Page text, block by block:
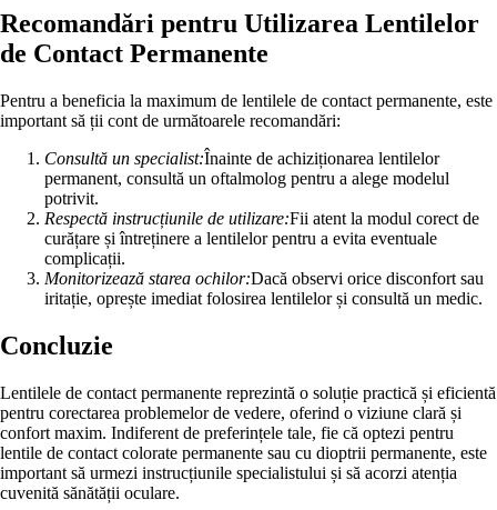
Recomandări pentru Utilizarea Lentilelor
de Contact Permanente
Pentru a beneficia la maximum de lentilele de contact permanente, este
important să ții cont de următoarele recomandări:
Consultă un specialist:Înainte de achiziționarea lentilelor
permanent, consultă un oftalmolog pentru a alege modelul
potrivit.
Respectă instrucțiunile de utilizare:Fii atent la modul corect de
curățare și întreținere a lentilelor pentru a evita eventuale
complicații.
Monitorizează starea ochilor:Dacă observi orice disconfort sau
iritație, oprește imediat folosirea lentilelor și consultă un medic.
Concluzie
Lentilele de contact permanente reprezintă o soluție practică și eficientă
pentru corectarea problemelor de vedere, oferind o viziune clară și
confort maxim. Indiferent de preferințele tale, fie că optezi pentru
lentile de contact colorate permanente sau cu dioptrii permanente, este
important să urmezi instrucțiunile specialistului și să acorzi atenția
cuvenită sănătății oculare.